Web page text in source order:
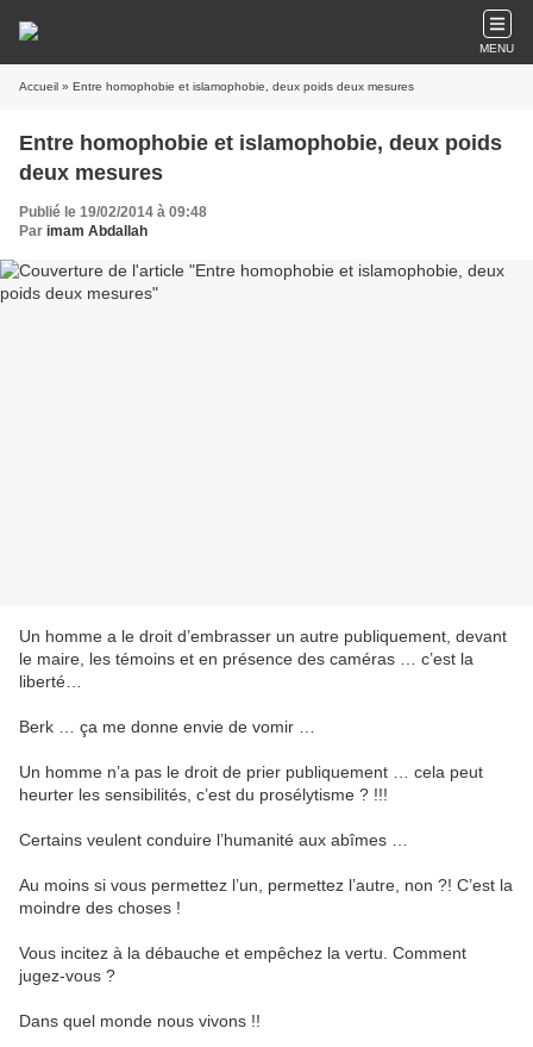
MENU
Accueil » Entre homophobie et islamophobie, deux poids deux mesures
Entre homophobie et islamophobie, deux poids
deux mesures
Publié le 19/02/2014 à 09:48
Par imam Abdallah
Un homme a le droit d’embrasser un autre publiquement, devant
le maire, les témoins et en présence des caméras … c’est la
liberté…
Berk … ça me donne envie de vomir …
Un homme n’a pas le droit de prier publiquement … cela peut
heurter les sensibilités, c’est du prosélytisme ? !!!
Certains veulent conduire l’humanité aux abîmes …
Au moins si vous permettez l’un, permettez l’autre, non ?! C’est la
moindre des choses !
Vous incitez à la débauche et empêchez la vertu. Comment
jugez-vous ?
Dans quel monde nous vivons !!